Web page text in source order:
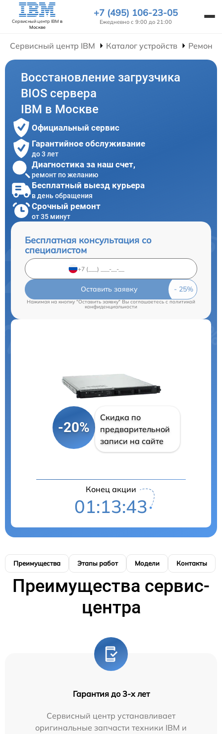
Сервисный центр IBM в
Москве
+7 (495) 106-23-05
Ежедневно с 9:00 до 21:00
Сервисный центр IBM Каталог устройств Ремонт
Восстановление загрузчика
BIOS сервера
IBM в Москве
Официальный сервис
Гарантийное обслуживание
до 3 лет
Диагностика за наш счет,
ремонт по желанию
Бесплатный выезд курьера
в день обращения
Срочный ремонт
от 35 минут
Бесплатная консультация со
специалистом
Оставить заявку
Нажимая на кнопку "Оставить заявку" Вы соглашаетесь c политикой
конфиденциальности
-20%
Скидка по
предварительной
записи на сайте
Конец акции
01:13:43
Преимущества Этапы работ Модели Контакты
Преимущества сервис-
центра
Гарантия до 3-х лет
Сервисный центр устанавливает
оригинальные запчасти техники IBM и